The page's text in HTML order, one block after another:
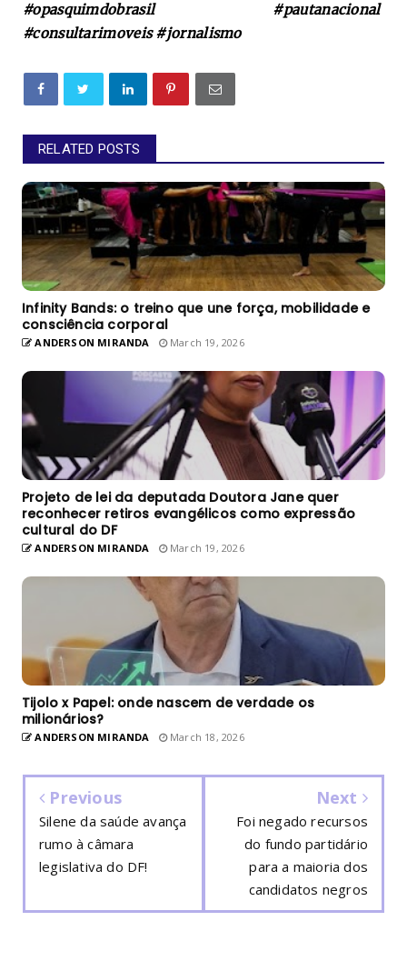
#opasquimdobrasil #pautanacional
#consultarimoveis #jornalismo
RELATED POSTS
Infinity Bands: o treino que une força, mobilidade e
consciência corporal
ANDERSON MIRANDA March 19, 2026
Projeto de lei da deputada Doutora Jane quer
reconhecer retiros evangélicos como expressão
cultural do DF
ANDERSON MIRANDA March 19, 2026
Tijolo x Papel: onde nascem de verdade os
milionários?
ANDERSON MIRANDA March 18, 2026
Previous
Silene da saúde avança
rumo à câmara
legislativa do DF!
Next
Foi negado recursos
do fundo partidário
para a maioria dos
candidatos negros